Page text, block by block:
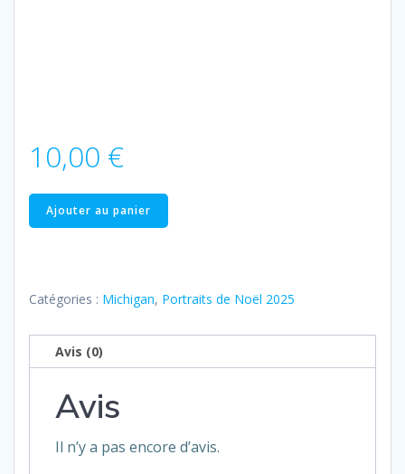
10,00 €
quantité
de
20
Ajouter au panier
Catégories : Michigan, Portraits de Noël 2025
Avis (0)
Avis
Il n’y a pas encore d’avis.